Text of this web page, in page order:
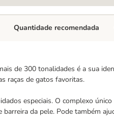
de 300 tonalidades é a sua
raças de gatos favoritas.
especiais. O complexo
barreira da pele. Pode também
Quantidade recomendada